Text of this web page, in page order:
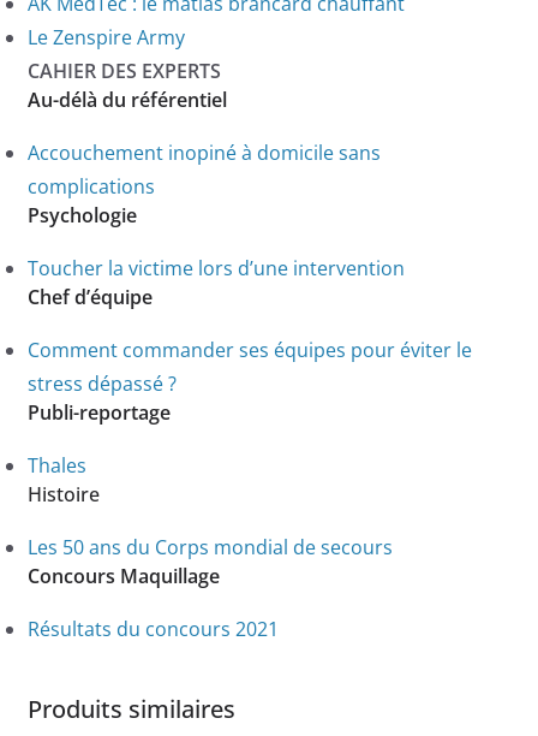
Le Zenspire Army
CAHIER DES EXPERTS
Au-délà du référentiel
Accouchement inopiné à domicile sans
complications
Psychologie
Toucher la victime lors d’une intervention
Chef d’équipe
Comment commander ses équipes pour éviter le
stress dépassé ?
Publi-reportage
Thales
Histoire
Les 50 ans du Corps mondial de secours
Concours Maquillage
Résultats du concours 2021
Produits similaires